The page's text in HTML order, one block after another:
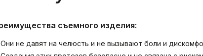
съемного изделия:
Они не давят на челюсть и не вызывают боли и